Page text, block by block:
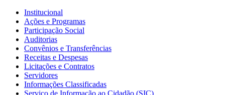
Institucional
Ações e Programas
Participação Social
Auditorias
Convênios e Transferências
Receitas e Despesas
Licitações e Contratos
Servidores
Informações Classificadas
Serviço de Informação ao Cidadão (SIC)